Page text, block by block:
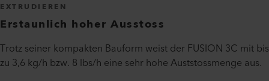
EXTRUDIEREN
Erstaunlich hoher Ausstoss
Trotz seiner kompakten Bauform weist der FUSION 3C mit bis
zu 3,6 kg/h bzw. 8 lbs/h eine sehr hohe Auststossmenge aus.